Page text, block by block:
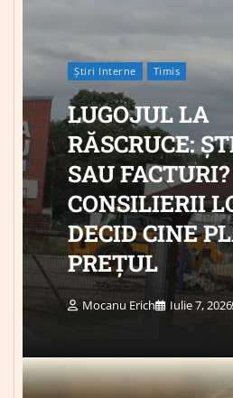
Știri Interne Timis
LUGOJUL LA
RĂSCRUCE:
SAU
CONSILIERII
DECID CINE
PREȚUL
Mocanu Erich Iulie 7, 2026